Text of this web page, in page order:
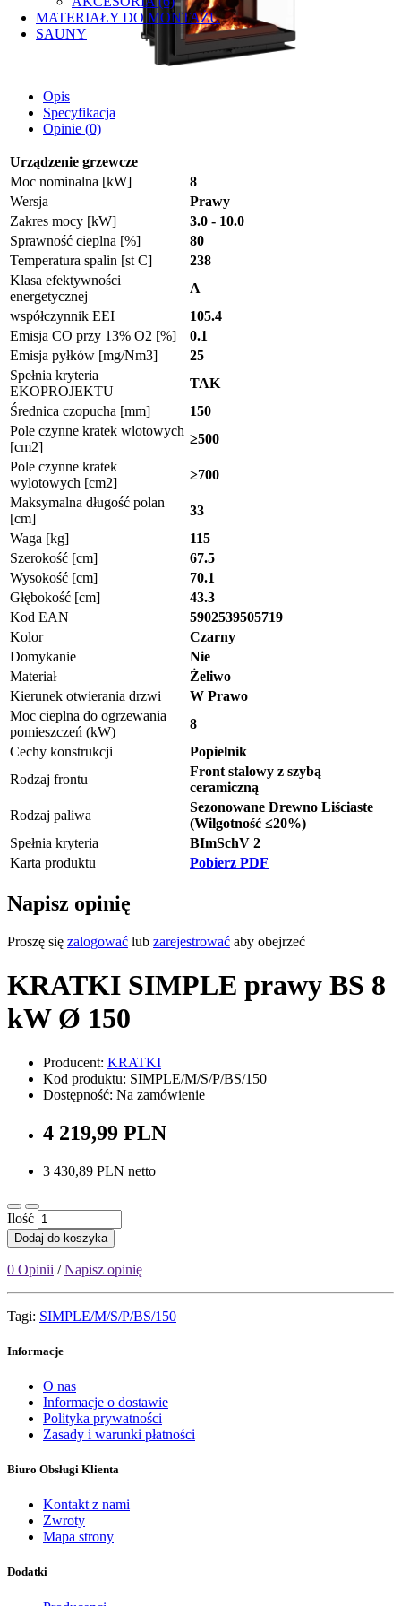
MATERIAŁY DO MONTAŻU
SAUNY
Opis
Specyfikacja
Opinie (0)
Urządzenie grzewcze
Moc nominalna [kW]
8
Wersja
Prawy
Zakres mocy [kW]
3.0 - 10.0
Sprawność cieplna [%]
80
Temperatura spalin [st C]
238
Klasa efektywności
energetycznej
A
współczynnik EEI
105.4
Emisja CO przy 13% O2 [%]
0.1
Emisja pyłków [mg/Nm3]
25
Spełnia kryteria
EKOPROJEKTU
TAK
Średnica czopucha [mm]
150
Pole czynne kratek wlotowych
[cm2]
≥500
Pole czynne kratek
wylotowych [cm2]
≥700
Maksymalna długość polan
[cm]
33
Waga [kg]
115
Szerokość [cm]
67.5
Wysokość [cm]
70.1
Głębokość [cm]
43.3
Kod EAN
5902539505719
Kolor
Czarny
Domykanie
Nie
Materiał
Żeliwo
Kierunek otwierania drzwi
W Prawo
Moc cieplna do ogrzewania
pomieszczeń (kW)
8
Cechy konstrukcji
Popielnik
Rodzaj frontu
Front stalowy z szybą
ceramiczną
Rodzaj paliwa
Sezonowane Drewno Liściaste
(Wilgotność ≤20%)
Spełnia kryteria
BImSchV 2
Karta produktu
Pobierz PDF
Napisz opinię
Proszę się zalogować lub zarejestrować aby obejrzeć
KRATKI SIMPLE prawy BS 8
kW Ø 150
Producent: KRATKI
Kod produktu: SIMPLE/M/S/P/BS/150
Dostępność: Na zamówienie
4 219,99 PLN
3 430,89 PLN netto
Ilość
Dodaj do koszyka
0 Opinii /Napisz opinię
Tagi: SIMPLE/M/S/P/BS/150
Informacje
O nas
Informacje o dostawie
Polityka prywatności
Zasady i warunki płatności
Biuro Obsługi Klienta
Kontakt z nami
Zwroty
Mapa strony
Dodatki